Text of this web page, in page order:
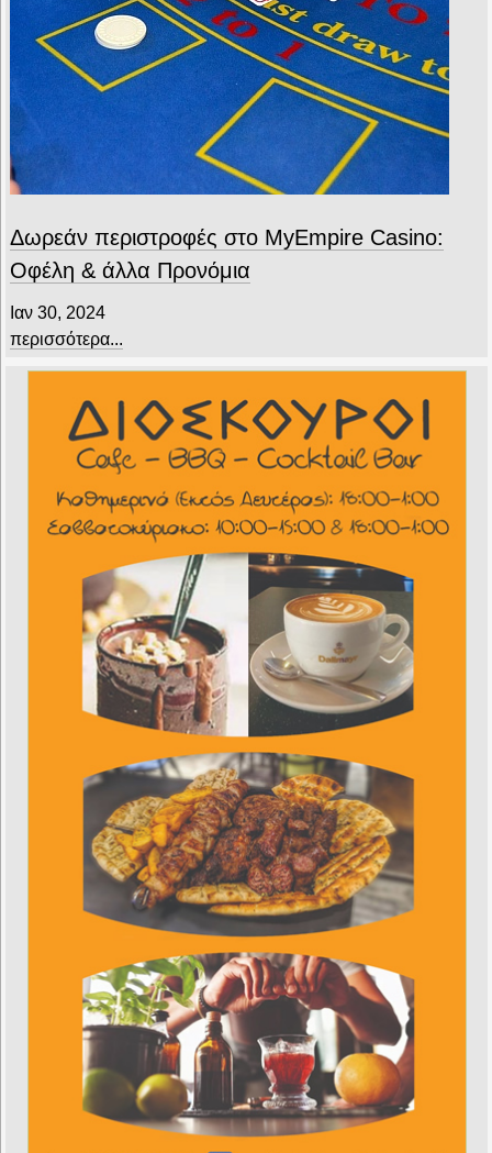
Δωρεάν περιστροφές στο MyEmpire Casino:
Οφέλη & άλλα Προνόμια
Ιαν 30, 2024
περισσότερα...